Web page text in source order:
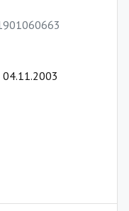
04.11.2003